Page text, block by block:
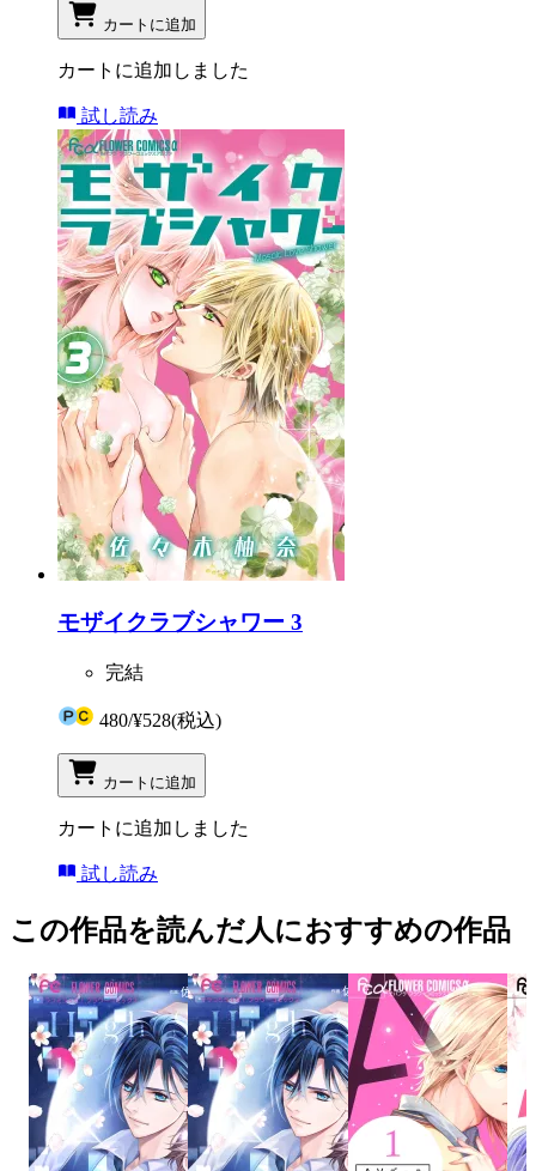
カートに追加
カートに追加しました
試し読み
モザイクラブシャワー 3
完結
480/¥528(税込)
カートに追加
カートに追加しました
試し読み
この作品を読んだ人におすすめの作品